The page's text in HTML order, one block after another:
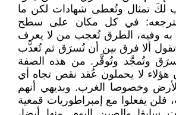
لكَ تمثال وتُعطى شهادات لكن ما
في كل مكان على سطح
به وفيه، الطرق تُعجب من لا يعرف
تقول ألا فرق بين أن تُسرَق ثم تُعذَّب
وتُمجَّد وتُوقَّر. من هذه الصفة
أن هؤلاء لا يحملون عُقد نقص تجاه أي
وخصوصا الغرب. وبديهي أنهم
فلن يفعلوا مع إمبراطوريات قمعية